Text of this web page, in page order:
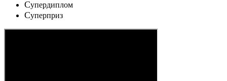
Cупердиплом
Cуперприз